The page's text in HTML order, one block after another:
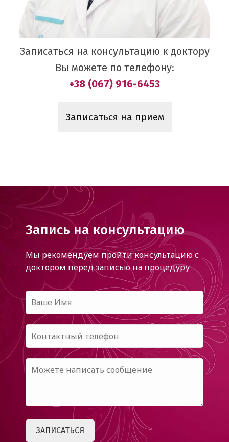
Записаться на консультацию к доктору
Вы можете по телефону:
+38 (067) 916-6453
Записаться на прием
Запись на консультацию
Мы рекомендуем пройти консультацию с
доктором перед записью на процедуру